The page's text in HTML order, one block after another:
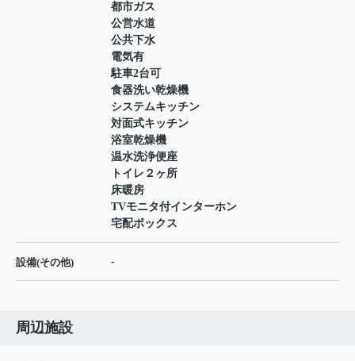
都市ガス
公営水道
公共下水
電気有
駐車2台可
食器洗い乾燥機
システムキッチン
対面式キッチン
浴室乾燥機
温水洗浄便座
トイレ２ヶ所
床暖房
TVモニタ付インターホン
宅配ボックス
設備(その他) -
周辺施設